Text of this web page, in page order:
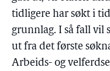
tidligere har søkt i
grunnlag. I så fall vil
ut fra det første
Arbeids- og